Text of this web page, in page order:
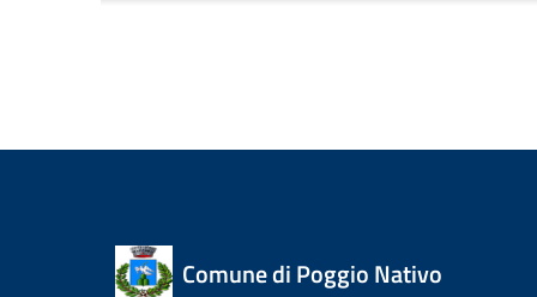
Comune di Poggio Nativo